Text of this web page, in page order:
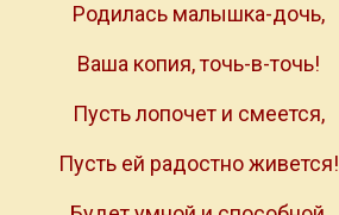
Родилась малышка-дочь,
Ваша копия, точь-в-точь!
Пусть лопочет и смеется,
Пусть ей радостно живется!